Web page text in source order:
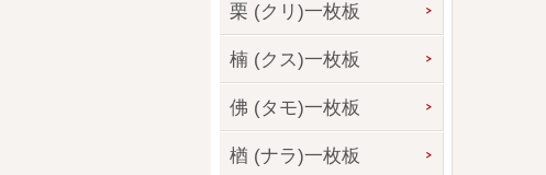
栗 (クリ)一枚板
楠 (クス)一枚板
佛 (タモ)一枚板
楢 (ナラ)一枚板